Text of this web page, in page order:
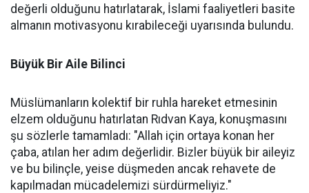
değerli olduğunu hatırlatarak, İslami faaliyetleri basite
almanın motivasyonu kırabileceği uyarısında bulundu.
Büyük Bir Aile Bilinci
Müslümanların kolektif bir ruhla hareket etmesinin
elzem olduğunu hatırlatan Rıdvan Kaya, konuşmasını
şu sözlerle tamamladı: "Allah için ortaya konan her
çaba, atılan her adım değerlidir. Bizler büyük bir aileyiz
ve bu bilinçle, yeise düşmeden ancak rehavete de
kapılmadan mücadelemizi sürdürmeliyiz."